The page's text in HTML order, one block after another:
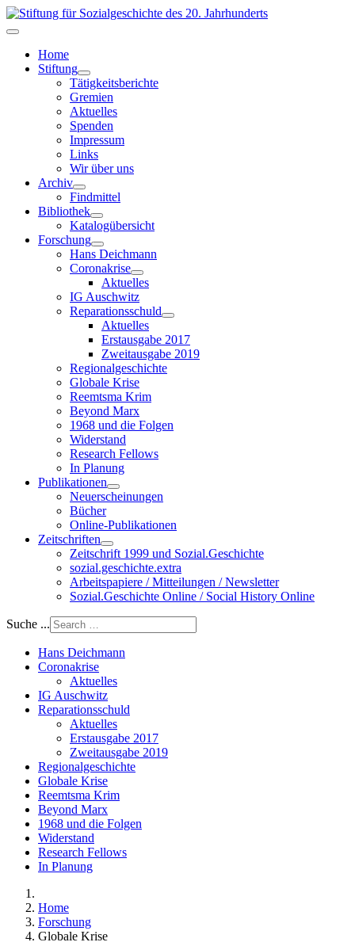
Home
Stiftung
Tätigkeitsberichte
Gremien
Aktuelles
Spenden
Impressum
Links
Wir über uns
Archiv
Findmittel
Bibliothek
Katalogübersicht
Forschung
Hans Deichmann
Coronakrise
Aktuelles
IG Auschwitz
Reparationsschuld
Aktuelles
Erstausgabe 2017
Zweitausgabe 2019
Regionalgeschichte
Globale Krise
Reemtsma Krim
Beyond Marx
1968 und die Folgen
Widerstand
Research Fellows
In Planung
Publikationen
Neuerscheinungen
Bücher
Online-Publikationen
Zeitschriften
Zeitschrift 1999 und Sozial.Geschichte
sozial.geschichte.extra
Arbeitspapiere / Mitteilungen / Newsletter
Sozial.Geschichte Online / Social History Online
Suche ...
Hans Deichmann
Coronakrise
Aktuelles
IG Auschwitz
Reparationsschuld
Aktuelles
Erstausgabe 2017
Zweitausgabe 2019
Regionalgeschichte
Globale Krise
Reemtsma Krim
Beyond Marx
1968 und die Folgen
Widerstand
Research Fellows
In Planung
Home
Forschung
Globale Krise